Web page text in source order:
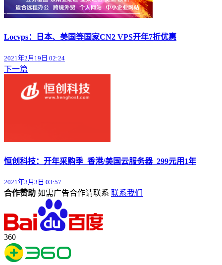
Locvps：日本、美国等国家CN2 VPS开年7折优惠
2021年2月19日 02:24
下一篇
恒创科技：开年采购季_香港/美国云服务器_299元用1年
2021年3月3日 03:57
合作赞助 如需广告合作请联系 联系我们
360